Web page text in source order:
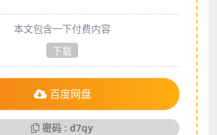
本文包含一下付费内容
下载
百度网盘
密码 : d7qy